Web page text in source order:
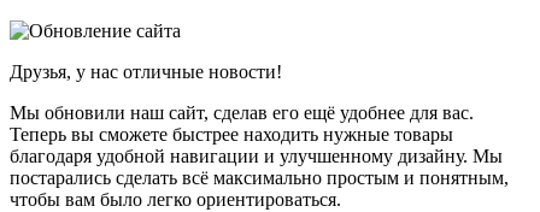
Друзья, у нас отличные новости!
Мы обновили наш сайт, сделав его ещё удобнее для вас.
Теперь вы сможете быстрее находить нужные товары
благодаря удобной навигации и улучшенному дизайну. Мы
постарались сделать всё максимально простым и понятным,
чтобы вам было легко ориентироваться.